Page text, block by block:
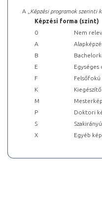
A „ Képzési programok szerinti
Képzési forma (szint)
0
Nem
A
B
E
Egységes
F
Felsőfokú
K
M
P
Doktori
S
X
Egyéb